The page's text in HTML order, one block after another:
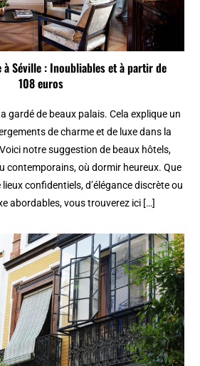
Séville : Inoubliables et à partir de
108 euros
a gardé de beaux palais. Cela explique un
de charme et de luxe dans la
notre suggestion de beaux hôtels,
contemporains, où dormir heureux. Que
confidentiels, d’élégance discrète ou
abordables, vous trouverez ici […]